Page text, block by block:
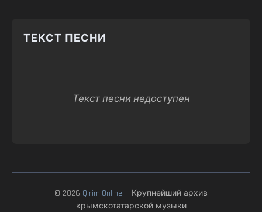
ТЕКСТ ПЕСНИ
Текст песни недоступен
© 2026 Qirim.Online — Крупнейший архив
крымскотатарской музыки